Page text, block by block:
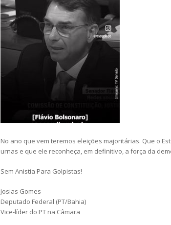
No ano que vem teremos eleições majoritárias. Que o
urnas e que ele reconheça, em definitivo, a força da
Sem Anistia Para Golpistas!
Josias Gomes
Deputado Federal (PT/Bahia)
Vice-líder do PT na Câmara